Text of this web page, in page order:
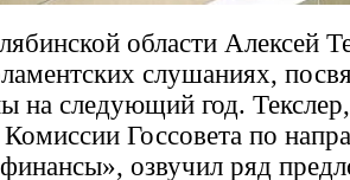
области Алексей
слушаниях,
на следующий год.
Комиссии Госсовета по
озвучил ряд